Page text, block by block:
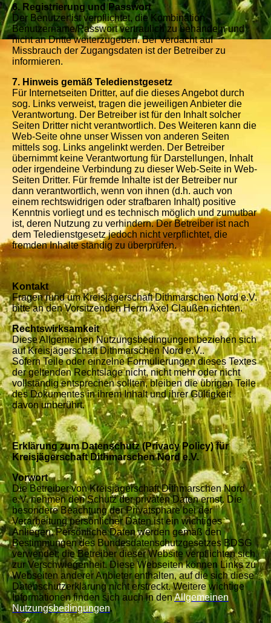
6. Registrierung und Passwort
Der Benutzer ist verpflichtet, die Kombination
Benutzername/Passwort vertraulich zu behandeln und
nicht an Dritte weiterzugeben. Bei Verdacht auf
Missbrauch der Zugangsdaten ist der Betreiber zu
informieren.
7. Hinweis gemäß Teledienstgesetz
Für Internetseiten Dritter, auf die dieses Angebot durch
sog. Links verweist, tragen die jeweiligen Anbieter die
Verantwortung. Der Betreiber ist für den Inhalt solcher
Seiten Dritter nicht verantwortlich. Des Weiteren kann die
Web-Seite ohne unser Wissen von anderen Seiten
mittels sog. Links angelinkt werden. Der Betreiber
übernimmt keine Verantwortung für Darstellungen, Inhalt
oder irgendeine Verbindung zu dieser Web-Seite in Web-
Seiten Dritter. Für fremde Inhalte ist der Betreiber nur
dann verantwortlich, wenn von ihnen (d.h. auch von
einem rechtswidrigen oder strafbaren Inhalt) positive
Kenntnis vorliegt und es technisch möglich und zumutbar
ist, deren Nutzung zu verhindern. Der Betreiber ist nach
dem Teledienstgesetz jedoch nicht verpflichtet, die
fremden Inhalte ständig zu überprüfen.
Kontakt
Fragen rund um Kreisjägerschaft Dithmarschen Nord e.V.
bitte an den Vorsitzenden Herrn Axel Claußen richten.
Rechtswirksamkeit
Diese Allgemeinen Nutzungsbedingungen beziehen sich
auf Kreisjägerschaft Dithmarschen Nord e.V..
Sofern Teile oder einzelne Formulierungen dieses Textes
der geltenden Rechtslage nicht, nicht mehr oder nicht
vollständig entsprechen sollten, bleiben die übrigen Teile
des Dokumentes in ihrem Inhalt und ihrer Gültigkeit
davon unberührt.
Erklärung zum Datenschutz (Privacy Policy) für
Kreisjägerschaft Dithmarschen Nord e.V.
Vorwort
Die Betreiber von Kreisjägerschaft Dithmarschen Nord
e.V. nehmen den Schutz der privaten Daten ernst. Die
besondere Beachtung der Privatsphäre bei der
Verarbeitung persönlicher Daten ist ein wichtiges
Anliegen. Persönliche Daten werden gemäß den
Bestimmungen des Bundesdatenschutzgesetzes BDSG
verwendet; die Betreiber dieser Website verpflichten sich
zur Verschwiegenheit. Diese Webseiten können Links zu
Webseiten anderer Anbieter enthalten, auf die sich diese
Datenschutzerklärung nicht erstreckt. Weitere wichtige
Informationen finden sich auch in denAllgemeinen
Nutzungsbedingungen.